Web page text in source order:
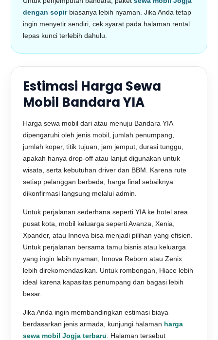
dengan sopirbiasanya lebih nyaman. Jika Anda tetap
ingin menyetir sendiri, cek syarat pada halaman rental
lepas kunci terlebih dahulu.
Estimasi Harga Sewa
Mobil Bandara YIA
Harga sewa mobil dari atau menuju Bandara YIA
dipengaruhi oleh jenis mobil, jumlah penumpang,
jumlah koper, titik tujuan, jam jemput, durasi tunggu,
apakah hanya drop-off atau lanjut digunakan untuk
wisata, serta kebutuhan driver dan BBM. Karena rute
setiap pelanggan berbeda, harga final sebaiknya
dikonfirmasi langsung melalui admin.
Untuk perjalanan sederhana seperti YIA ke hotel area
pusat kota, mobil keluarga seperti Avanza, Xenia,
Xpander, atau Innova bisa menjadi pilihan yang efisien.
Untuk perjalanan bersama tamu bisnis atau keluarga
yang ingin lebih nyaman, Innova Reborn atau Zenix
lebih direkomendasikan. Untuk rombongan, Hiace lebih
ideal karena kapasitas penumpang dan bagasi lebih
besar.
Jika Anda ingin membandingkan estimasi biaya
berdasarkan jenis armada, kunjungi halaman harga
sewa mobil Jogja terbaru . Halaman tersebut